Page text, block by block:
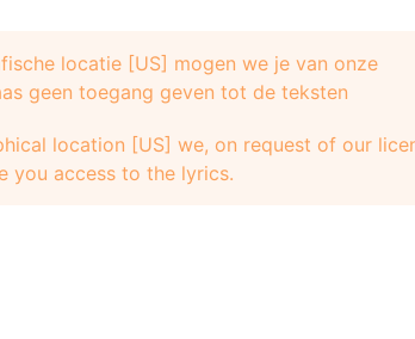
locatie [US] mogen we je van onze
geen toegang geven tot de teksten
location [US] we, on request of our
you access to the lyrics.